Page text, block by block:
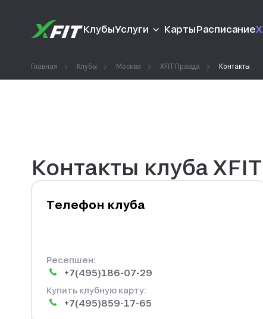
КлубыУслуги КартыРасписание
Главная Клубы Москва XFIT Правда Контакты
Контакты клуба
Телефон клуба
Ресепшен:
+7(495)186-07-29
Купить клубную карту:
+7(495)859-17-65